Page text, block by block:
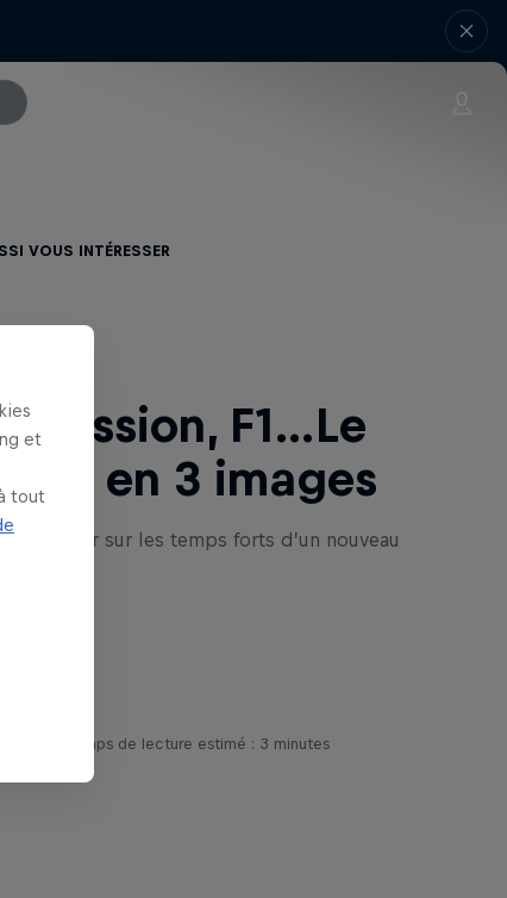
vous intéresser
Session, F1…Le
en 3 images
retour sur les temps forts d’un nouveau
Temps de lecture estimé : 3 minutes
et
tout